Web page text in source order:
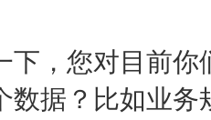
下，您对目前
数据？比如业